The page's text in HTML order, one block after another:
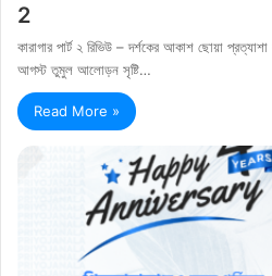
2
কারাগার পার্ট ২ রিভিউ – দর্শকের আকাশ ছোয়া
আগস্ট তুমুল আলোড়ন সৃষ্টি…
Read More »